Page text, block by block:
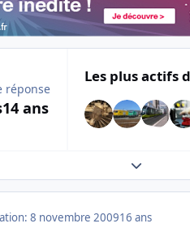
réponse
14 ans
Les plus actifs
Expand
8 novembre 200916 ans